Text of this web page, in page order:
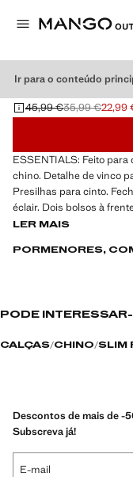
Ir para o conteúdo
CALÇAS
Preço inicial riscado
45,99 €
Segundo preço riscado
35,99 €
Preço atual [22,99 € ]22,99
Selecione uma cor
ESSENTIALS: Feito
chino. Detalhe de vinco
Presilhas para cinto.
éclair. Dois bolsos à
bolsos embutidos na
ESSENTIALS: Feitos
LER MAIS
PORMENORES,
PODE
CALÇAS CHINO SLIM
Descontos de mais de -
Subscreva já!
E-mail